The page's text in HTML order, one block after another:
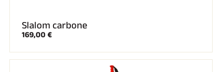
Slalom carbone
169,00 €